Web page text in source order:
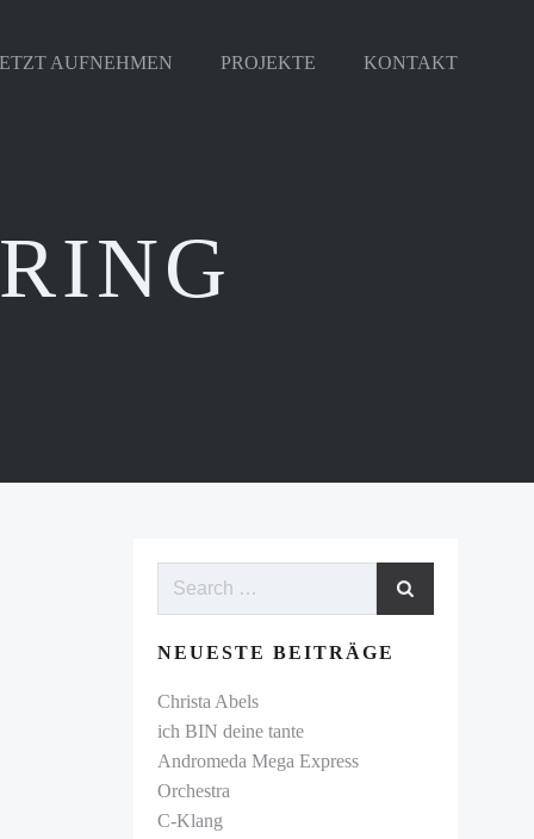
AUFNEHMEN PROJEKTE KONTAKT
NEUESTE BEITRÄGE
Christa Abels
ich BIN deine tante
Andromeda Mega Express
Orchestra
C-Klang